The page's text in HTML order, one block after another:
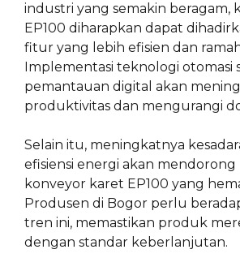
industri yang semakin beragam,
EP100 diharapkan dapat
fitur yang lebih efisien dan
Implementasi teknologi otomasi
pemantauan digital akan
produktivitas dan mengurangi
Selain itu, meningkatnya
efisiensi energi akan
konveyor karet EP100 yang
Produsen di Bogor perlu
tren ini, memastikan produk
dengan standar keberlanjutan.